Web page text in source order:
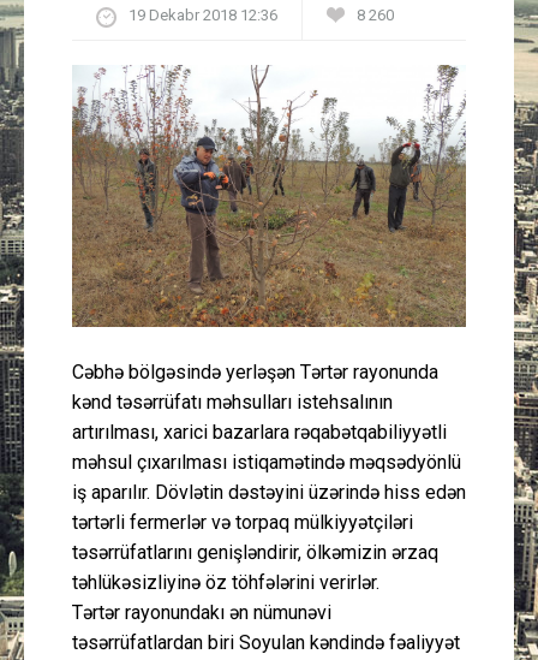
Güney Azərbaycan
Mədəniyyət
Müsahibə
İdman
Layihə
Gündəm
Cəmiyyət
Peşə etikası
Əlaqə
19 Dekabr 2018 12:36 8 260
Cəbhə bölgəsində yerləşən Tərtər rayonunda
kənd təsərrüfatı məhsulları istehsalının
artırılması, xarici bazarlara rəqabətqabiliyyətli
məhsul çıxarılması istiqamətində məqsədyönlü
iş aparılır. Dövlətin dəstəyini üzərində hiss edən
tərtərli fermerlər və torpaq mülkiyyətçiləri
təsərrüfatlarını genişləndirir, ölkəmizin ərzaq
təhlükəsizliyinə öz töhfələrini verirlər.
Tərtər rayonundakı ən nümunəvi
təsərrüfatlardan biri Soyulan kəndində fəaliyyət